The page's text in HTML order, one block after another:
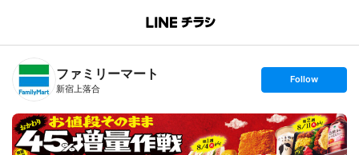
B
n
T
ファミリーマート
新宿上落合
s
t
o
l
l
o
w
Follow